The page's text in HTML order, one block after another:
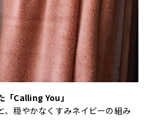
「Calling You」
、穏やかなくすみネイビーの組み